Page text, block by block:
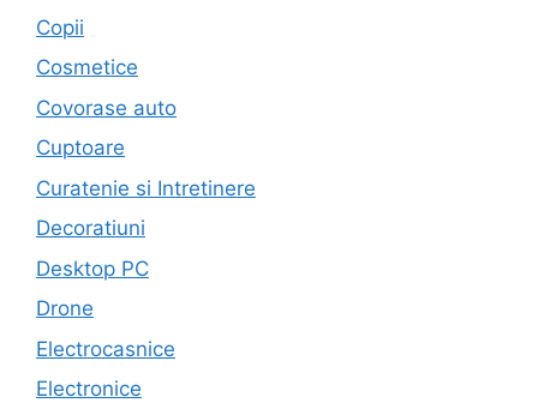
Copii
Cosmetice
Covorase auto
Cuptoare
Curatenie si Intretinere
Decoratiuni
Desktop PC
Drone
Electrocasnice
Electronice